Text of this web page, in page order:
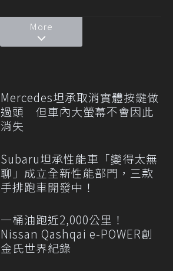
More
Mercedes坦承取消實體按鍵做
過頭 但車內大螢幕不會因此
消失
Subaru坦承性能車「變得太無
聊」成立全新性能部門，三款
手排跑車開發中！
一桶油跑近2,000公里！
Nissan Qashqai e-POWER創
金氏世界紀錄